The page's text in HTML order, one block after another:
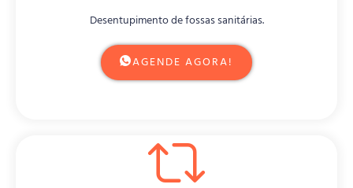
Desentupimento de fossas sanitárias.
AGENDE AGORA!